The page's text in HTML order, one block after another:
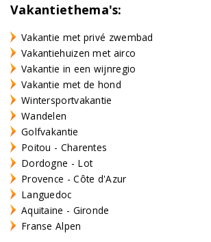
Vakantiethema's:
Vakantie met privé zwembad
Vakantiehuizen met airco
Vakantie in een wijnregio
Vakantie met de hond
Wintersportvakantie
Wandelen
Golfvakantie
Poitou - Charentes
Dordogne - Lot
Provence - Côte d'Azur
Languedoc
Aquitaine - Gironde
Franse Alpen